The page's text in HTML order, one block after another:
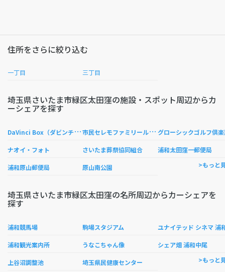
住所をさらに絞り込む
一丁目 三丁目
埼玉県さいたま市緑区太田窪の施設・スポット周辺からカ
ーシェアを探す
D
aVinci Box（ダビンチボックス） 市
民セレモファミリールームさいたま グローシックゴルフ倶
ナオイ・フォト さいたま葬祭協同組合 浦和太田窪一郵便局
浦和原山郵便局 原山南公園 >もっと
埼玉県さいたま市緑区太田窪の名所周辺からカーシェアを
探す
浦和競馬場 駒場スタジアム ユナイテッド シネマ 浦
浦和観光案内所 うなこちゃん像 シェア畑 浦和中尾
上谷沼調整池 埼玉県民健康センター >もっと